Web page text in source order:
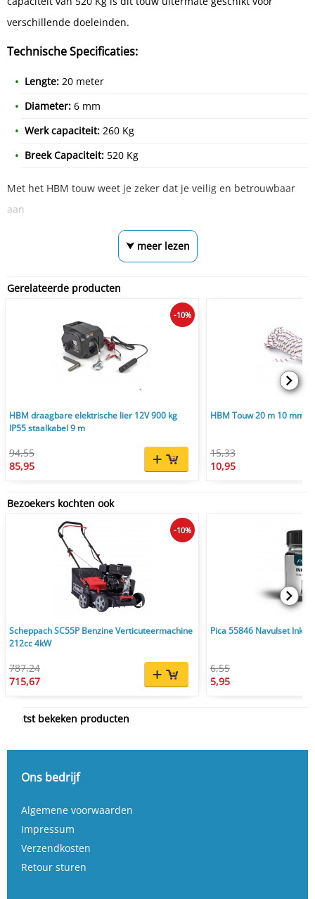
verschillende doeleinden.
Technische Specificaties:
Lengte: 20 meter
Diameter: 6 mm
Werk capaciteit: 260 Kg
Breek Capaciteit: 520 Kg
Met het HBM touw weet je zeker dat je veilig en betrouwbaar
aan
⮟ meer lezen
Gerelateerde producten
HBM draagbare elektrische lier 12V 900 kg
IP55 staalkabel 9 m
94,55
85,95
-10%
HBM Touw 20 m 10 mm
15,33
10,95
Bezoekers kochten ook
Scheppach SC55P Benzine Verticuteermachine
212cc 4kW
787,24
715,67
-10%
Pica 55846 Navulset Ink
6,55
5,95
Laatst bekeken producten
Ons bedrijf
Algemene voorwaarden
Impressum
Verzendkosten
Retour sturen